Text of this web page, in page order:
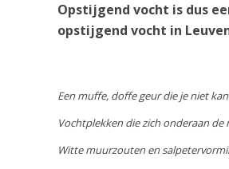
Opstijgend vocht is dus
opstijgend vocht in
Een muffe, doffe geur die je niet
Vochtplekken die zich onderaan de
Witte muurzouten en